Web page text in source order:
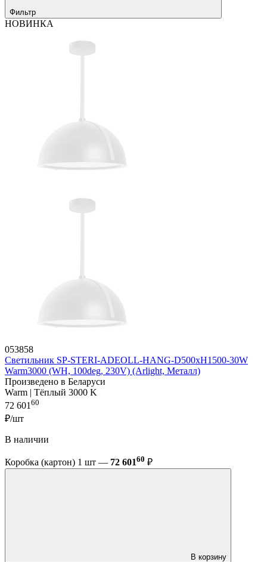
Фильтр
НОВИНКА
053858
Светильник SP-STERI-ADEOLL-HANG-D500xH1500-30W
Warm3000 (WH, 100deg, 230V) (Arlight, Металл)
Произведено в Беларуси
Warm | Тёплый 3000 K
72 60160
₽/шт
В наличии
Коробка (картон) 1 шт — 72 60160 ₽
В корзину